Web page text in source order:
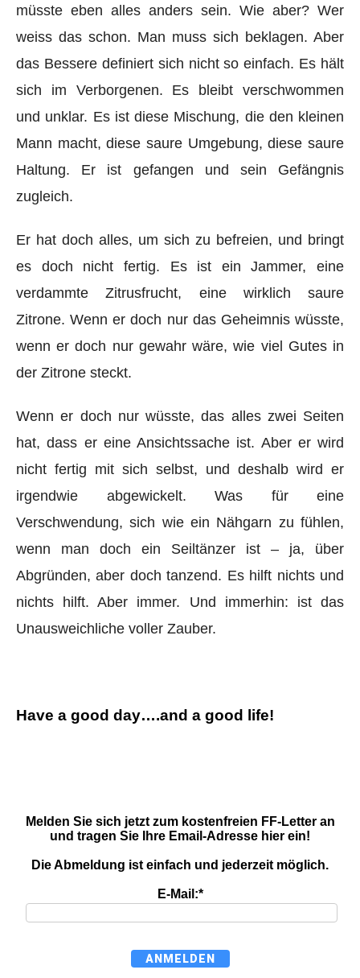
müsste eben alles anders sein. Wie aber? Wer
weiss das schon. Man muss sich beklagen. Aber
das Bessere definiert sich nicht so einfach. Es hält
sich im Verborgenen. Es bleibt verschwommen
und unklar. Es ist diese Mischung, die den kleinen
Mann macht, diese saure Umgebung, diese saure
Haltung. Er ist gefangen und sein Gefängnis
zugleich.
Er hat doch alles, um sich zu befreien, und bringt
es doch nicht fertig. Es ist ein Jammer, eine
verdammte Zitrusfrucht, eine wirklich saure
Zitrone. Wenn er doch nur das Geheimnis wüsste,
wenn er doch nur gewahr wäre, wie viel Gutes in
der Zitrone steckt.
Wenn er doch nur wüsste, das alles zwei Seiten
hat, dass er eine Ansichtssache ist. Aber er wird
nicht fertig mit sich selbst, und deshalb wird er
irgendwie abgewickelt. Was für eine
Verschwendung, sich wie ein Nähgarn zu fühlen,
wenn man doch ein Seiltänzer ist – ja, über
Abgründen, aber doch tanzend. Es hilft nichts und
nichts hilft. Aber immer. Und immerhin: ist das
Unausweichliche voller Zauber.
Have a good day….and a good life!
Melden Sie sich jetzt zum kostenfreien FF-Letter an
und tragen Sie Ihre Email-Adresse hier ein!
Die Abmeldung ist einfach und jederzeit möglich.
E-Mail:*
ANMELDEN